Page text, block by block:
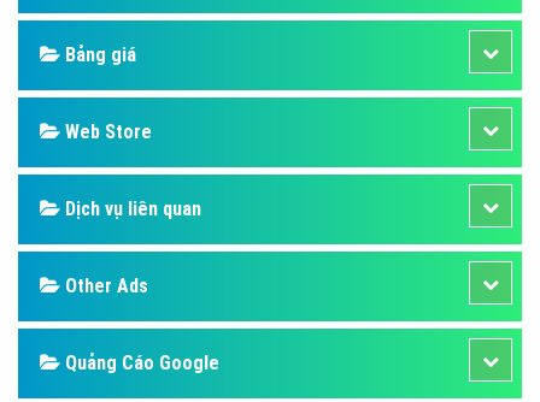
Bảng giá
Web Store
Dịch vụ liên quan
Other Ads
Quảng Cáo Google